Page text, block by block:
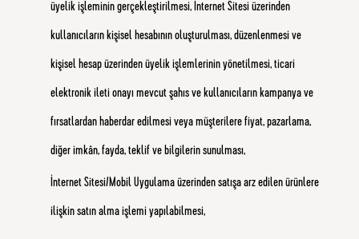
üyelik işleminin gerçekleştirilmesi, İnternet Sitesi üzerinden
kullanıcıların kişisel hesabının oluşturulması, düzenlenmesi ve
kişisel hesap üzerinden üyelik işlemlerinin yönetilmesi, ticari
elektronik ileti onayı mevcut şahıs ve kullanıcıların kampanya ve
fırsatlardan haberdar edilmesi veya müşterilere fiyat, pazarlama,
diğer imkân, fayda, teklif ve bilgilerin sunulması,
İnternet Sitesi/Mobil Uygulama üzerinden satışa arz edilen ürünlere
ilişkin satın alma işlemi yapılabilmesi,